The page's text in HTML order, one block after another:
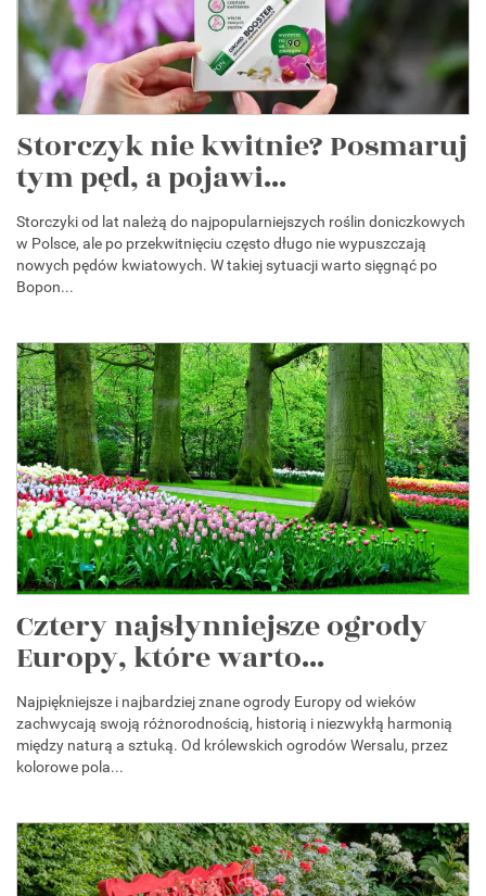
Storczyk nie kwitnie? Posmaruj
tym pęd, a pojawi...
Storczyki od lat należą do najpopularniejszych roślin doniczkowych
w Polsce, ale po przekwitnięciu często długo nie wypuszczają
nowych pędów kwiatowych. W takiej sytuacji warto sięgnąć po
Bopon...
Cztery najsłynniejsze ogrody
Europy, które warto...
Najpiękniejsze i najbardziej znane ogrody Europy od wieków
zachwycają swoją różnorodnością, historią i niezwykłą harmonią
między naturą a sztuką. Od królewskich ogrodów Wersalu, przez
kolorowe pola...